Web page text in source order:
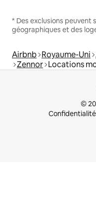
* Des exclusions peuvent
géographiques et des
Airbnb Royaume-Uni
Zennor Locations
©
Confidentialité